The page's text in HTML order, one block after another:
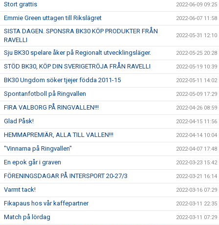
Stort grattis 2022-06-09 09:25
Emmie Green uttagen till Rikslägret 2022-06-07 11:58
SISTA DAGEN. SPONSRA BK30 KÖP PRODUKTER FRÅN
RAVELLI
2022-05-31 12:10
Sju BK30 spelare åker på Regionalt utvecklingsläger. 2022-05-25 20:28
STÖD BK30, KÖP DIN SVERIGETRÖJA FRÅN RAVELLI 2022-05-19 10:39
BK30 Ungdom söker tjejer födda 2011-15 2022-05-11 14:02
Spontanfotboll på Ringvallen 2022-05-09 17:29
FIRA VALBORG PÅ RINGVALLEN!!! 2022-04-26 08:59
Glad Påsk! 2022-04-15 11:56
HEMMAPREMIÄR, ALLA TILL VALLEN!!! 2022-04-14 10:04
"Vinnarna på Ringvallen" 2022-04-07 17:48
En epok går i graven 2022-03-23 15:42
FÖRENINGSDAGAR PÅ INTERSPORT 20-27/3 2022-03-21 16:14
Varmt tack! 2022-03-16 07:29
Fikapaus hos vår kaffepartner 2022-03-11 22:35
Match på lördag 2022-03-11 07:29